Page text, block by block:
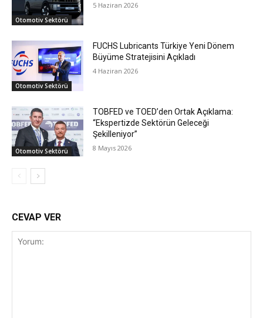
Otomotiv Sektörü
5 Haziran 2026
Otomotiv Sektörü
FUCHS Lubricants Türkiye Yeni Dönem
Büyüme Stratejisini Açıkladı
4 Haziran 2026
Otomotiv Sektörü
TOBFED ve TOED’den Ortak Açıklama:
“Ekspertizde Sektörün Geleceği
Şekilleniyor”
8 Mayıs 2026
CEVAP VER